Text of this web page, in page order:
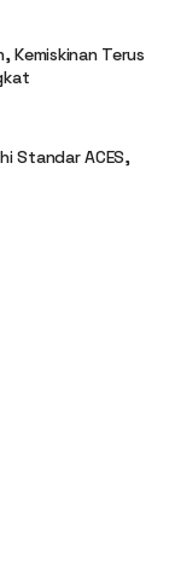
Kemiskinan Terus
Standar ACES,